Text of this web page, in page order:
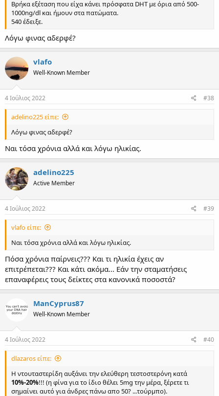
Βρήκα εξέταση που είχα κάνει πρόσφατα DHT με όρια από 500-
1000ng/dl και ήμουν στα πατώματα.
540 έδειξε.
Λόγω φινας αδερφέ?
vlafo
Well-Known Member
4 Ιούλιος 2022 #38
adelino225 είπε:
Λόγω φινας αδερφέ?
Ναι τόσα χρόνια αλλά και λόγω ηλικίας.
adelino225
Active Member
4 Ιούλιος 2022 #39
vlafo είπε:
Ναι τόσα χρόνια αλλά και λόγω ηλικίας.
Πόσα χρόνια παίρνεις??? Και τι ηλικία έχεις αν
επιτρέπεται??? Και κάτι ακόμα... Εάν την σταματήσεις
επαναφέρεις τους δείκτες στα κανονικά ποσοστά?
ManCyprus87
Well-Known Member
4 Ιούλιος 2022 #40
dlazaros είπε:
Η ντουταστερίδη αυξάνει την ελεύθερη τεστοστερόνη κατά
10%-20%!!! (η φίνα για το ίδιο θέλει 5mg την μέρα, ξέρετε τι
σημαίνει αυτό για άνδρες πάνω απο 50? ...τούρμπο).